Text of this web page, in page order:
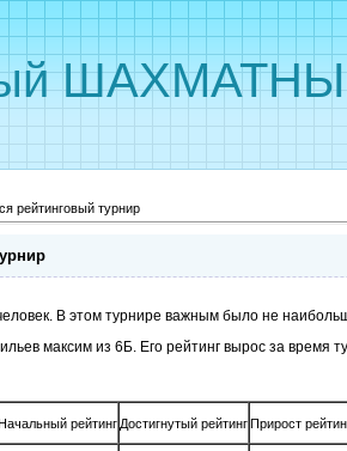
рейтинговый турнир
В этом турнире важным было не
максим из 6Б. Его рейтинг вырос за время
рейтинг Достигнутый рейтингПрирост